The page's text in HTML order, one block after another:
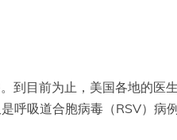
到目前为止，美国各地的医
呼吸道合胞病毒（RSV）病例